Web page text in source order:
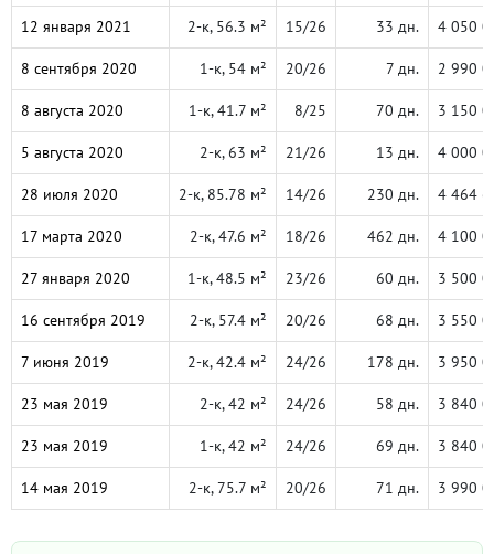
12 января 2021 2-к, 56.3 м² 15/26 33 дн. 4 050
8 сентября 2020 1-к, 54 м² 20/26 7 дн. 2 990
8 августа 2020 1-к, 41.7 м² 8/25 70 дн. 3 150
5 августа 2020 2-к, 63 м² 21/26 13 дн. 4 000
28 июля 2020 2-к, 85.78 м² 14/26 230 дн. 4 464
17 марта 2020 2-к, 47.6 м² 18/26 462 дн. 4 100
27 января 2020 1-к, 48.5 м² 23/26 60 дн. 3 500
16 сентября 2019 2-к, 57.4 м² 20/26 68 дн. 3 550
7 июня 2019 2-к, 42.4 м² 24/26 178 дн. 3 950
23 мая 2019 2-к, 42 м² 24/26 58 дн. 3 840
23 мая 2019 1-к, 42 м² 24/26 69 дн. 3 840
14 мая 2019 2-к, 75.7 м² 20/26 71 дн. 3 990